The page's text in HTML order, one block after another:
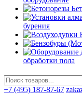
бурения
обработки пола
+7 (495) 187-87-67